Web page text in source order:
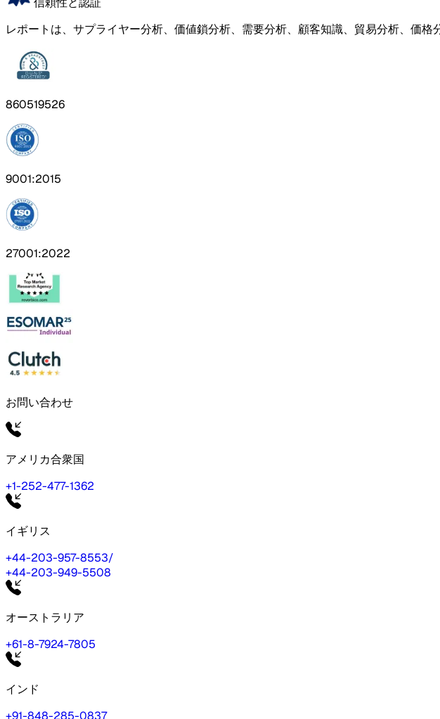
レポートは、サプライヤー分析、価値鎖分析、需要分析、顧客知識、貿易分析、価格
860519526
9001:2015
27001:2022
お問い合わせ
アメリカ合衆国
+1-252-477-1362
イギリス
+44-203-957-8553/
+44-203-949-5508
オーストラリア
+61-8-7924-7805
インド
+91-848-285-0837